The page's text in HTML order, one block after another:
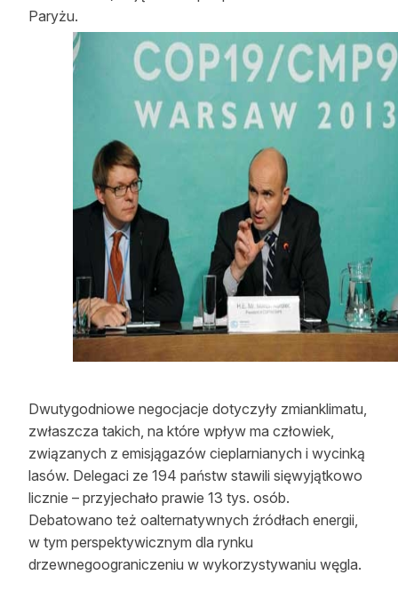
Paryżu.
Dwutygodniowe negocjacje dotyczyły zmianklimatu,
zwłaszcza takich, na które wpływ ma człowiek,
związanych z emisjągazów cieplarnianych i wycinką
lasów. Delegaci ze 194 państw stawili sięwyjątkowo
licznie – przyjechało prawie 13 tys. osób.
Debatowano też oalternatywnych źródłach energii,
w tym perspektywicznym dla rynku
drzewnegoograniczeniu w wykorzystywaniu węgla.